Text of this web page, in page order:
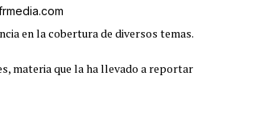
en la cobertura de diversos temas.
materia que la ha llevado a reportar